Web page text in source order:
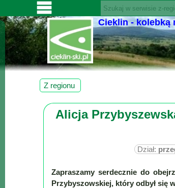
SERWISY
CIEKLIN-
SKI.PL
Wiadomości
Cieklin - kolebką
Z regionu
Alicja
Dział:
Zapraszamy serdecznie do
Przybyszowskiej, który odbył się